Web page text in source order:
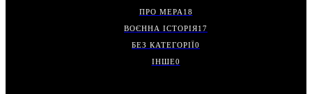
ПРО МЕРА 18
ВОЄННА ІСТОРІЯ17
БЕЗ КАТЕГОРІЇ0
ІНШЕ0